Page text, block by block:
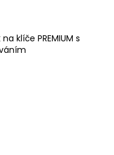
klíče PREMIUM s